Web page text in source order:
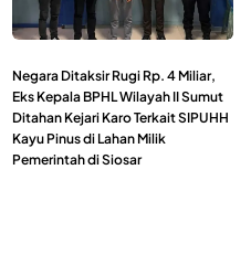
Negara Ditaksir Rugi Rp. 4 Miliar,
Eks Kepala BPHL Wilayah II Sumut
Ditahan Kejari Karo Terkait SIPUHH
Kayu Pinus di Lahan Milik
Pemerintah di Siosar